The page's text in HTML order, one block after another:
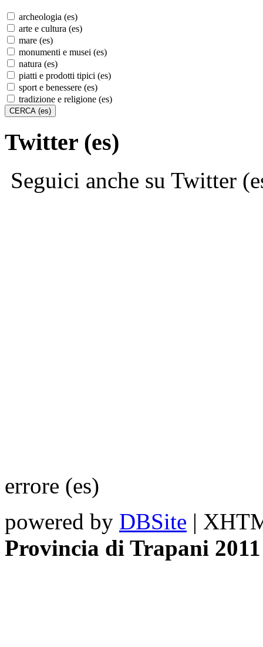
archeologia (es)
arte e cultura (es)
mare (es)
monumenti e musei (es)
natura (es)
piatti e prodotti tipici (es)
sport e benessere (es)
tradizione e religione (es)
Twitter (es)
Seguici anche su Twitter
errore (es)
powered by DBSite |
Provincia di Trapani 2011